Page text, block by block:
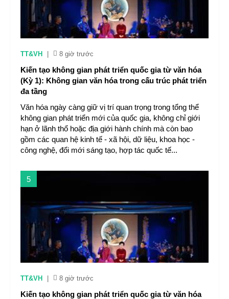
TT&VH 8 giờ trước
Kiến tạo không gian phát triển quốc gia từ văn hóa
(Kỳ 1): Không gian văn hóa trong cấu trúc phát triển
đa tầng
Văn hóa ngày càng giữ vị trí quan trọng trong tổng thể
không gian phát triển mới của quốc gia, không chỉ giới
hạn ở lãnh thổ hoặc địa giới hành chính mà còn bao
gồm các quan hệ kinh tế - xã hội, dữ liệu, khoa học -
công nghệ, đổi mới sáng tạo, hợp tác quốc tế...
5
TT&VH 8 giờ trước
Kiến tạo không gian phát triển quốc gia từ văn hóa